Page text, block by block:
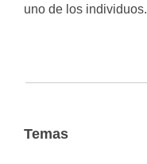
uno de los individuos.
Temas